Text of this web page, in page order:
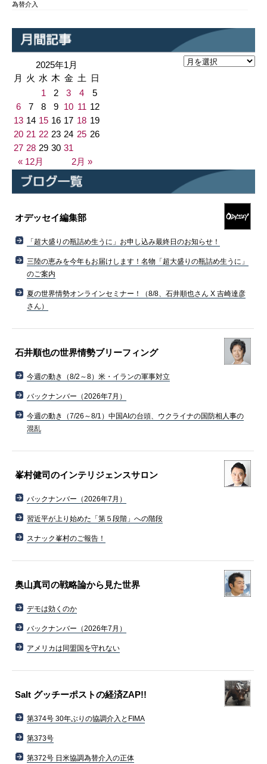
為替介入
2025年1月
月 火 水 木 金 土 日
« 12月 2月 »
1 2 3 4
5
6
7 8 9 10 11 12
13 14 15 16 17 18 19
20 21 22 23 24 25 26
27 28 29 30 31
オデッセイ編集部
「超大盛りの瓶詰め生うに」お申し込み最終日のお知らせ！
三陸の恵みを今年もお届けします！名物「超大盛りの瓶詰め生うに」
のご案内
夏の世界情勢オンラインセミナー！（8/8、石井順也さん X 吉崎達彦
さん）
石井順也の世界情勢ブリーフィング
今週の動き（8/2～8）米・イランの軍事対立
バックナンバー（2026年7月）
今週の動き（7/26～8/1）中国AIの台頭、ウクライナの国防相人事の
混乱
峯村健司のインテリジェンスサロン
バックナンバー（2026年7月）
習近平が上り始めた「第５段階」への階段
スナック峯村のご報告！
奥山真司の戦略論から見た世界
デモは効くのか
バックナンバー（2026年7月）
アメリカは同盟国を守れない
Salt グッチーポストの経済ZAP!!
第374号 30年ぶりの協調介入とFIMA
第373号
第372号 日米協調為替介入の正体